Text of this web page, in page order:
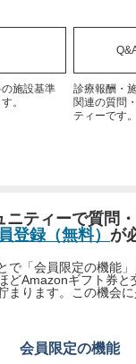
施設基準
。
診療報酬・
関連の質問
ティーです。
ニティーで質問
登録（無料） が
で「会員限定の機能
どAmazonギフト券と
まります。この機会
会員限定の機能